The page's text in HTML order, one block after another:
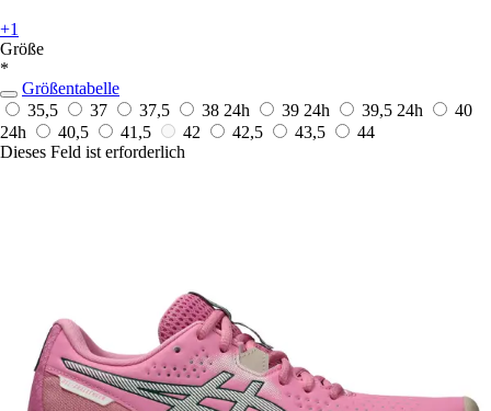
+1
Größe
*
Größentabelle
35,5
37 37,5 38 24h 39 24h 39,5 24h
40
24h
40,5 41,5 42 42,5 43,5
44
Dieses Feld ist erforderlich